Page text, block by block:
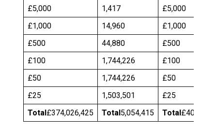
£5,000 1,417
£5,000
£1,000
14,960
£1,000
£500
44,880
£500
£100
1,744,226
£100
£50
1,744,226
£50
£25
1,503,501
£25
Total£374,026,425 Total5,054,415 Total